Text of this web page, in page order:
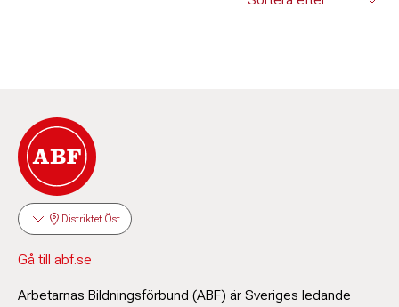
Distriktet Öst
Gå till abf.se
Arbetarnas Bildningsförbund (ABF) är Sveriges ledande